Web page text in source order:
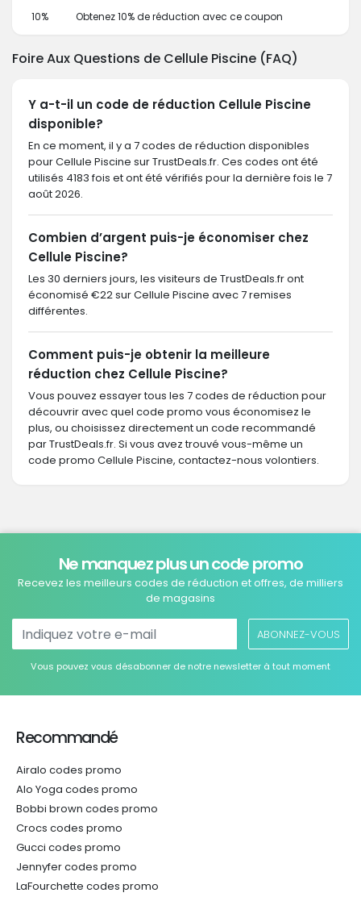
10% Obtenez 10% de réduction avec ce coupon
Foire Aux Questions de Cellule Piscine (FAQ)
Y a-t-il un code de réduction Cellule Piscine
disponible?
En ce moment, il y a 7 codes de réduction disponibles
pour Cellule Piscine sur TrustDeals.fr. Ces codes ont été
utilisés 4183 fois et ont été vérifiés pour la dernière fois le 7
août 2026.
Combien d’argent puis-je économiser chez
Cellule Piscine?
Les 30 derniers jours, les visiteurs de TrustDeals.fr ont
économisé €22 sur Cellule Piscine avec 7 remises
différentes.
Comment puis-je obtenir la meilleure
réduction chez Cellule Piscine?
Vous pouvez essayer tous les 7 codes de réduction pour
découvrir avec quel code promo vous économisez le
plus, ou choisissez directement un code recommandé
par TrustDeals.fr. Si vous avez trouvé vous-même un
code promo Cellule Piscine, contactez-nous volontiers.
Ne manquez plus un code promo
Recevez les meilleurs codes de réduction et offres, de milliers
de magasins
ABONNEZ-VOUS
Vous pouvez vous désabonner de notre newsletter à tout moment
Recommandé
Airalo codes promo
Alo Yoga codes promo
Bobbi brown codes promo
Crocs codes promo
Gucci codes promo
Jennyfer codes promo
LaFourchette codes promo